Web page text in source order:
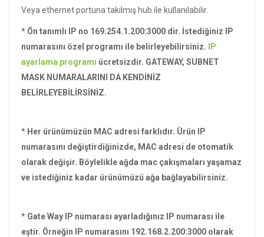
Veya ethernet portuna takılmış hub ile kullanılabilir.
* Ön tanımlı IP no 169.254.1.200:3000 dir. İstediğiniz IP
numarasını özel programı ile belirleyebilirsiniz.
IP
ayarlama programı ücretsizdir. GATEWAY, SUBNET
MASK NUMARALARINI DA KENDİNİZ
BELİRLEYEBİLİRSİNİZ.
* Her ürünümüzün MAC adresi farklıdır. Ürün IP
numarasını değiştirdiğinizde, MAC adresi de otomatik
olarak değişir. Böylelikle ağda mac çakışmaları yaşamaz
ve istediğiniz kadar ürünümüzü ağa bağlayabilirsiniz.
* Gate Way IP numarası ayarladığınız IP numarası ile
eştir. Örneğin IP numarasını 192.168.2.200:3000 olarak